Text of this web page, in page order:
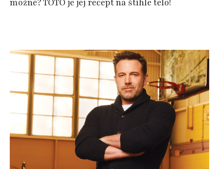
možné? TOTO je jej recept na štíhle telo!